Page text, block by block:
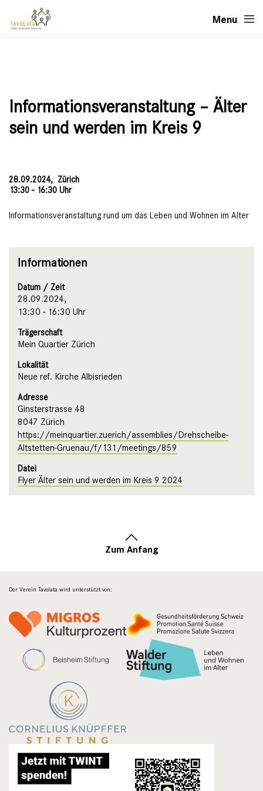
Menu
Informationsveranstaltung – Älter
sein und werden im Kreis 9
28.09.2024, Zürich
13:30 - 16:30 Uhr
Informationsveranstaltung rund um das Leben und Wohnen im Alter
Informationen
Datum / Zeit
28.09.2024,
13:30 - 16:30 Uhr
Trägerschaft
Mein Quartier Zürich
Lokalität
Neue ref. Kirche Albisrieden
Adresse
Ginsterstrasse 48
8047 Zürich
https://meinquartier.zuerich/assemblies/Drehscheibe-
Altstetten-Gruenau/f/131/meetings/859
Datei
Flyer Älter sein und werden im Kreis 9 2024
Zum Anfang
Der Verein Tavolata wird unterstützt von: